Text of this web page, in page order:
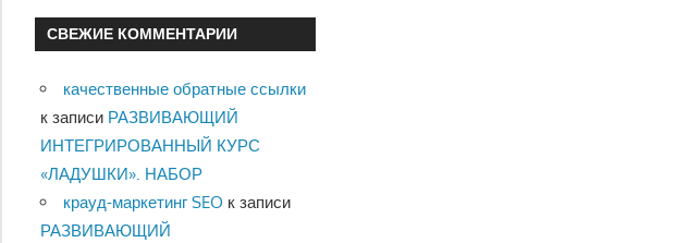
СВЕЖИЕ КОММЕНТАРИИ
качественные обратные ссылки
к записи РАЗВИВАЮЩИЙ
ИНТЕГРИРОВАННЫЙ КУРС
«ЛАДУШКИ». НАБОР
крауд-маркетинг SEO к записи
РАЗВИВАЮЩИЙ